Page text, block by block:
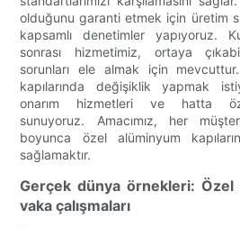
olduğunu garanti etmek için üretim
kapsamlı denetimler yapıyoruz.
sonrası hizmetimiz, ortaya
sorunları ele almak için
kapılarında değişiklik yapmak
onarım hizmetleri ve hatta
sunuyoruz. Amacımız, her
boyunca özel alüminyum
sağlamaktır.
Gerçek dünya örnekleri: Özel
vaka çalışmaları